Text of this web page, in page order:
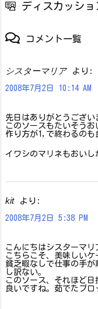
ディスカッショ
コメント一覧
シスターマリア より:
2008年7月2日 10:14 AM
先日はありがとうござい
このソースもたいそうお
作り方が1,で終わるのも
イワシのマリネもおいし
kit より:
2008年7月2日 5:38 PM
こんにちはシスターマリ
こちらこそ、美味しいケ
貧乏暇なしで仕事の手
し訳ない。
このソース、それほど
良いですね。茹でたブロ